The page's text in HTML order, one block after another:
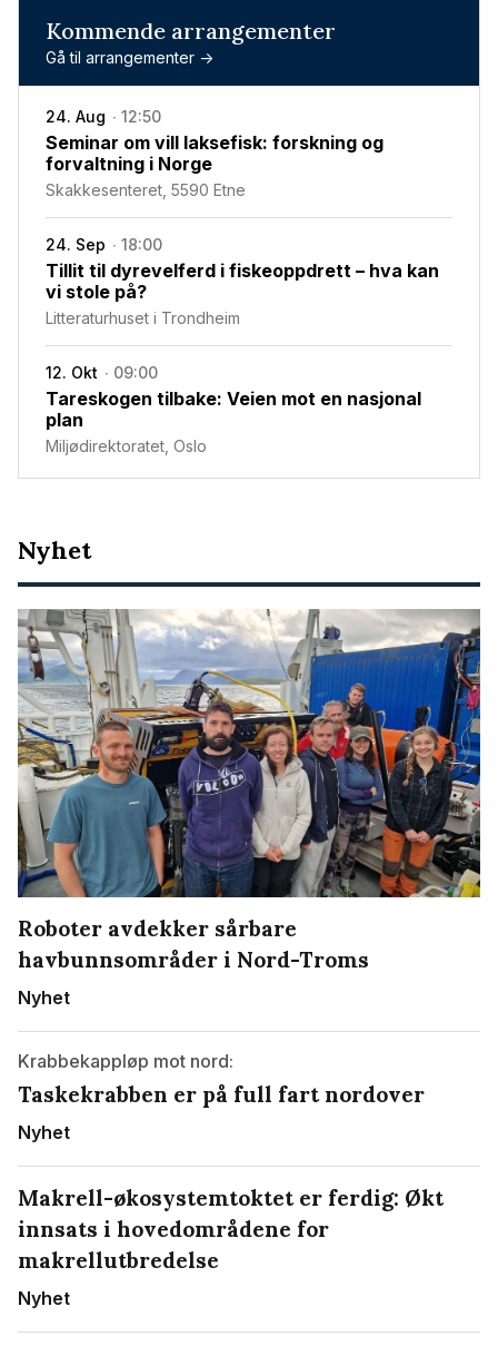
Kommende arrangementer
Gå til arrangementer ->
24. Aug 12:50
Seminar om vill laksefisk: forskning og
forvaltning i Norge
Skakkesenteret, 5590 Etne
24. Sep 18:00
Tillit til dyrevelferd i fiskeoppdrett – hva kan
vi stole på?
Litteraturhuset i Trondheim
12. Okt 09:00
Tareskogen tilbake: Veien mot en nasjonal
plan
Miljødirektoratet, Oslo
Nyeste
artikler
Nyhet
Roboter avdekker sårbare
havbunnsområder i Nord-Troms
Nyhet
Krabbekappløp mot nord:
Taskekrabben er på full fart nordover
Nyhet
Makrell-økosystemtoktet er ferdig: Økt
innsats i hovedområdene for
makrellutbredelse
Nyhet